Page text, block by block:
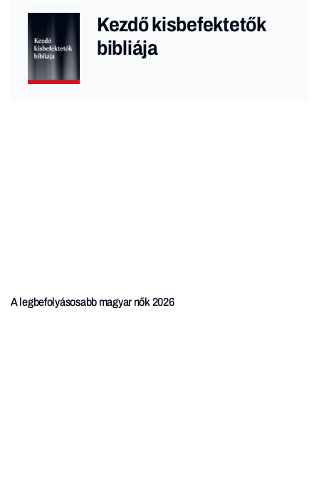
Kezdő kisbefektetők
bibliája
A legbefolyásosabb magyar nők 2026